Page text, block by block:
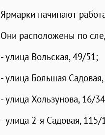
Ярмарки начинают
Они расположены по
- улица Вольская, 49/51;
- улица Большая
- улица Хользунова, 16/
- улица 2-я Садовая, 115/